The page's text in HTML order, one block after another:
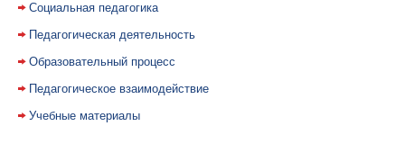
Социальная педагогика
Педагогическая деятельность
Образовательный процесс
Педагогическое взаимодействие
Учебные материалы